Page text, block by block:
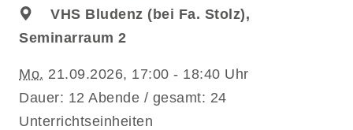
VHS Bludenz (bei Fa. Stolz),
Seminarraum 2
Mo. 21.09.2026, 17:00 - 18:40 Uhr
Dauer: 12 Abende / gesamt: 24
Unterrichtseinheiten